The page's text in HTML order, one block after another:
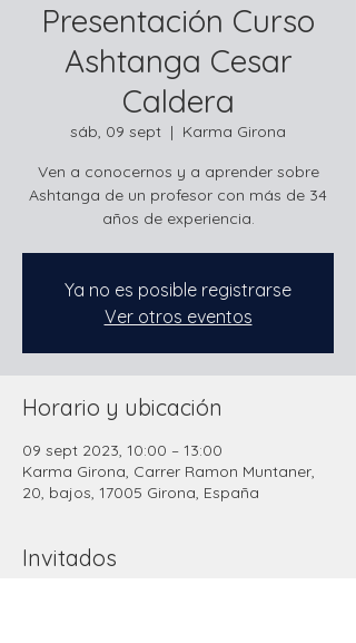
Presentación Curso
Ashtanga Cesar
Caldera
sáb, 09 sept
  |
Karma Girona
Ven a conocernos y a aprender sobre
Ashtanga de un profesor con más de 34
años de experiencia.
Ya no es posible registrarse
Ver otros eventos
Horario y ubicación
09 sept 2023, 10:00 – 13:00
Karma Girona, Carrer Ramon Muntaner,
20, bajos, 17005 Girona, España
Invitados